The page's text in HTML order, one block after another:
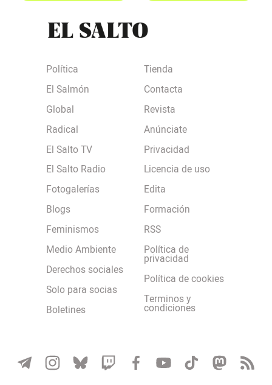
Política
El Salmón
Global
Radical
El Salto TV
El Salto Radio
Fotogalerías
Blogs
Feminismos
Medio Ambiente
Derechos sociales
Solo para socias
Boletines
Tienda
Contacta
Revista
Anúnciate
Privacidad
Licencia de uso
Edita
Formación
RSS
Política de
privacidad
Política de cookies
Terminos y
condiciones